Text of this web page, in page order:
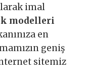
imal
modelleri
en
geniş
sitemiz